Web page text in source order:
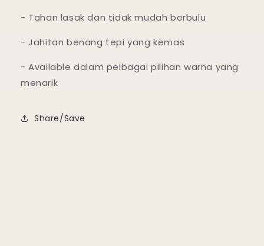
- Tahan lasak dan tidak mudah berbulu
- Jahitan benang tepi yang kemas
- Available dalam pelbagai pilihan warna yang
menarik
Share/Save